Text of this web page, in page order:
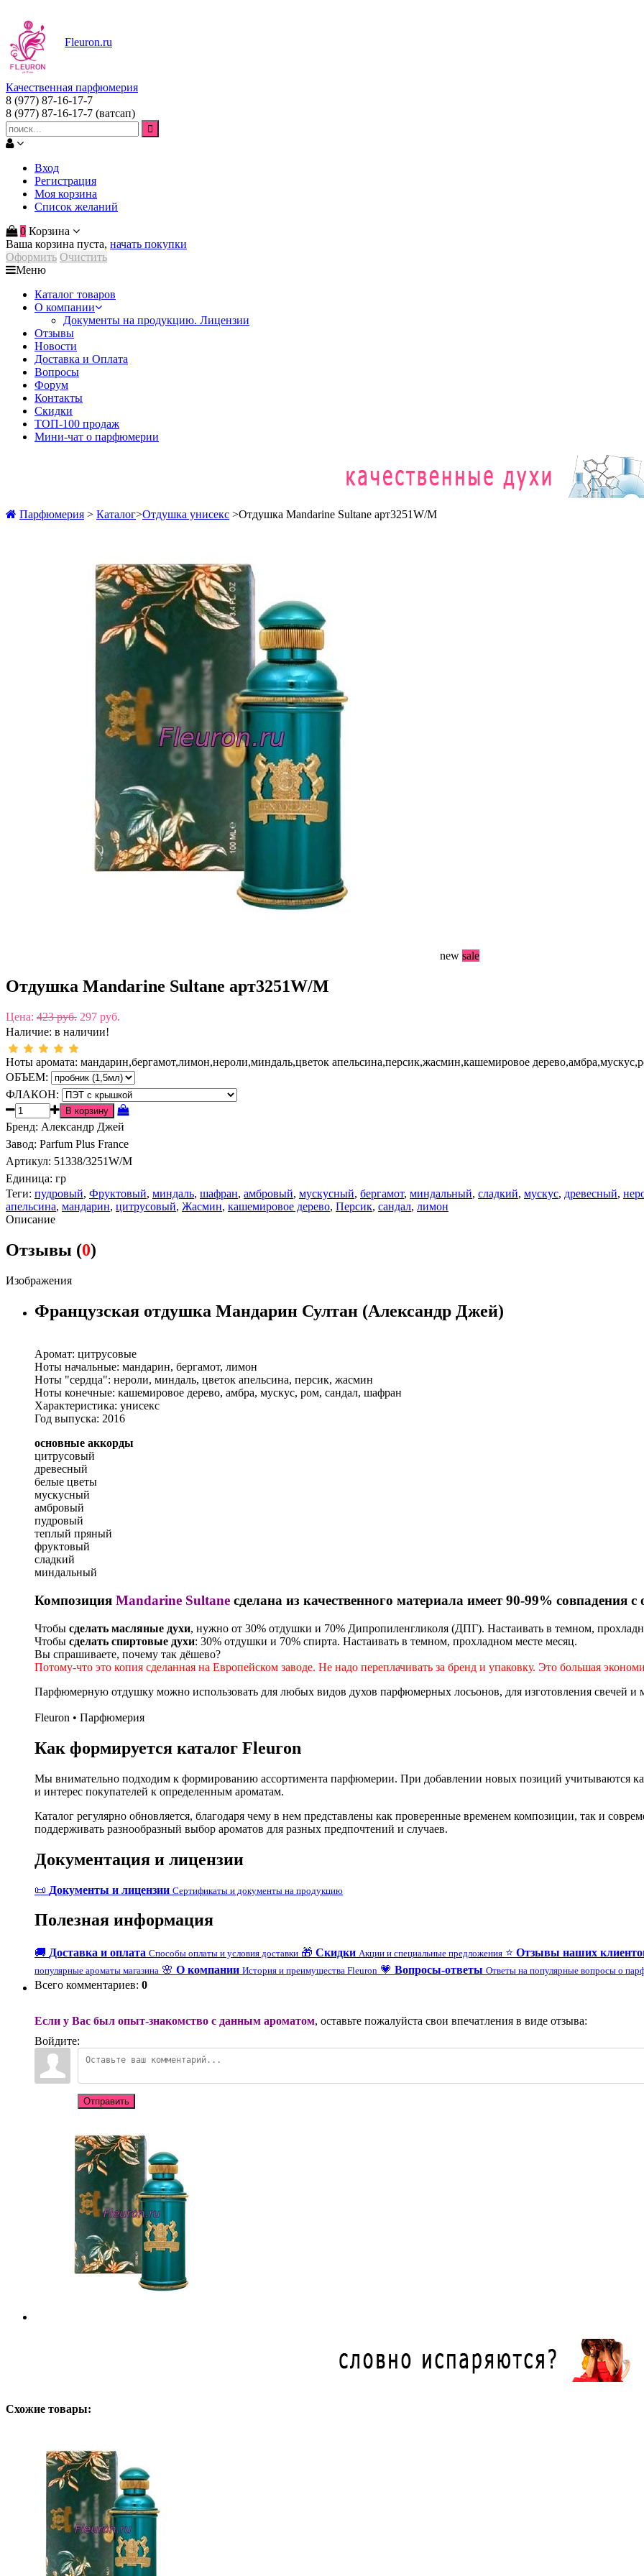
Fleuron.ru
Качественная парфюмерия
8 (977) 87-16-17-7
8 (977) 87-16-17-7 (ватсап)
Вход
Регистрация
Моя корзина
Список желаний
0 Корзина
Ваша корзина пуста, начать покупки
Оформить Очистить
Меню
Каталог товаров
О компании
Документы на продукцию. Лицензии
Отзывы
Новости
Доставка и Оплата
Вопросы
Форум
Контакты
Скидки
ТОП-100 продаж
Мини-чат о парфюмерии
Парфюмерия > Каталог>Отдушка унисекс >Отдушка Mandarine Sultane арт3251W/M
new sale
Отдушка Mandarine Sultane арт3251W/M
Цена: 423 руб. 297 руб.
Наличие: в наличии!
Ноты аромата: мандарин,бергамот,лимон,нероли,миндаль,цветок апельсина,персик,жасмин,кашемировое
ОБЪЕМ:
ФЛАКОН:
Бренд: Александр Джей
Завод: Parfum Plus France
Артикул: 51338/3251W/M
Единица: гр
Теги: пудровый, Фруктовый, миндаль, шафран, амбровый, мускусный, бергамот, миндальный, сладкий, мускус, древесный,
апельсина, мандарин, цитрусовый, Жасмин, кашемировое дерево, Персик, сандал, лимон
Описание
Отзывы (0)
Изображения
Французская отдушка Мандарин Султан (Александр Джей)
Аромат: цитрусовые
Ноты начальные: мандарин, бергамот, лимон
Ноты "сердца": нероли, миндаль, цветок апельсина, персик, жасмин
Ноты конечные: кашемировое дерево, амбра, мускус, ром, сандал, шафран
Характеристика: унисекс
Год выпуска: 2016
основные аккорды
цитрусовый
древесный
белые цветы
мускусный
амбровый
пудровый
теплый пряный
фруктовый
сладкий
миндальный
Композиция Mandarine Sultane сделана из качественного материала имеет 90-99% совпадения
Чтобы сделать масляные духи, нужно от 30% отдушки и 70% Дипропиленгликоля (ДПГ). Настаивать в темном,
Чтобы сделать спиртовые духи: 30% отдушки и 70% спирта. Настаивать в темном, прохладном месте месяц.
Вы спрашиваете, почему так дёшево?
Потому-что это копия сделанная на Европейском заводе. Не надо переплачивать за бренд и упаковку. Это большая
Парфюмерную отдушку можно использовать для любых видов духов парфюмерных лосьонов, для изготовления свечей и
Fleuron • Парфюмерия
Как формируется каталог Fleuron
Мы внимательно подходим к формированию ассортимента парфюмерии. При добавлении новых позиций учитываются
и интерес покупателей к определенным ароматам.
Каталог регулярно обновляется, благодаря чему в нем представлены как проверенные временем композиции, так и
поддерживать разнообразный выбор ароматов для разных предпочтений и случаев.
Документация и лицензии
📜 Документы и лицензии Сертификаты и документы на продукцию
Полезная информация
🚚 Доставка и оплата Способы оплаты и условия доставки 🎁 Скидки Акции и специальные предложения ⭐ Отзывы наших
популярные ароматы магазина 🌸 О компании История и преимущества Fleuron 💗 Вопросы-ответы Ответы на популярные вопросы о
Всего комментариев: 0
Если у Вас был опыт-знакомство с данным ароматом, оставьте пожалуйста свои впечатления в виде отзыва:
Войдите:
Отправить
Схожие товары: